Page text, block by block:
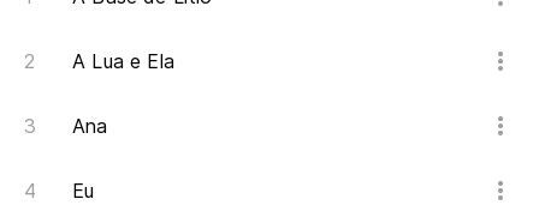
A Lua e Ela
Ana
Eu